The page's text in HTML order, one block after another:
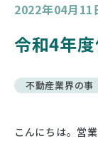
2022年04月11
令和4年
不動産業界の事
こんにちは。営業